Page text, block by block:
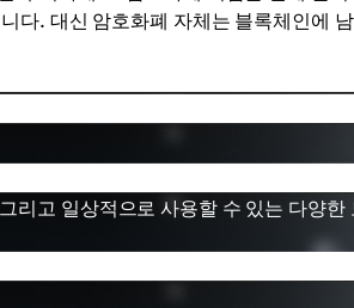
다. 대신 암호화폐 자체는 블록체인에
리고 일상적으로 사용할 수 있는 다양